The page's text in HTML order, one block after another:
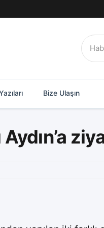
Ara:
Bize Ulaşın